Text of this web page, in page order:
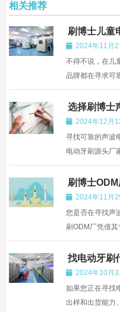
相关推荐
刷博士儿童
牌脱颖而出
2024年11月
不得不说，在儿
品牌都在寻求可
作。刷博士儿童
越的品质，为那
牌的商家提供了
选择刷博士
产，让你的
2024年12月
寻找可靠的声波
电动牙刷源头厂
力您的品牌快速
在口腔护理市场
ODM代工厂家对
刷博士
打造专属你
2024年11月
您是否在寻找声
刷ODM厂凭借
全方位的声波电
品牌形象，吸引
找电动牙刷
源头工厂
2024年10月
如果您正在寻找
出样和出货能力